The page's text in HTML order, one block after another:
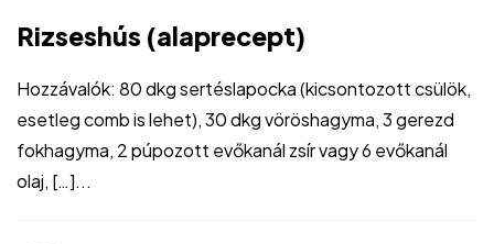
Rizseshús (alaprecept)
Hozzávalók: 80 dkg sertéslapocka (kicsontozott csülök,
esetleg comb is lehet), 30 dkg vöröshagyma, 3 gerezd
fokhagyma, 2 púpozott evőkanál zsír vagy 6 evőkanál
olaj, […]...